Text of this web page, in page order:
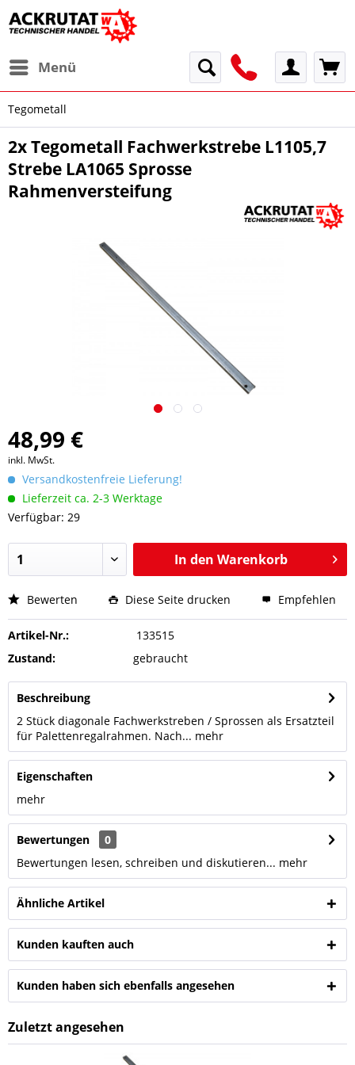
Menü
Tegometall
2x Tegometall Fachwerkstrebe L1105,7
Strebe LA1065 Sprosse
Rahmenversteifung
48,99 €
inkl. MwSt.
Versandkostenfreie Lieferung!
Lieferzeit ca. 2-3 Werktage
Verfügbar: 29
In den Warenkorb
Bewerten Diese Seite drucken Empfehlen
Artikel-Nr.:
133515
Zustand:
gebraucht
Beschreibung
2 Stück diagonale Fachwerkstreben / Sprossen als Ersatzteil
für Palettenregalrahmen. Nach... mehr
Eigenschaften
mehr
Bewertungen
0
Bewertungen lesen, schreiben und diskutieren... mehr
Ähnliche Artikel
Kunden kauften auch
Kunden haben sich ebenfalls angesehen
Zuletzt angesehen